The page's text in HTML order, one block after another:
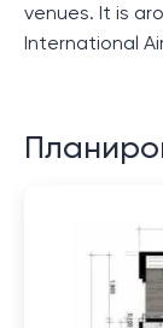
venues. It is
International